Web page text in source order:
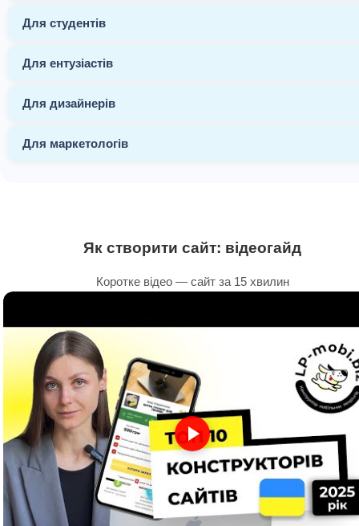
Для студентів
Для ентузіастів
Для дизайнерів
Для маркетологів
Як створити сайт: відеогайд
Коротке відео — сайт за 15 хвилин